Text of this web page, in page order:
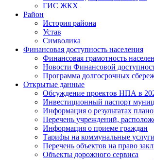
ГИС ЖКХ
Район
История района
Устав
Символика
Финансовая доступность населения
Финансовая грамотность
Новости Финансовой
Программа долгосрочных
Открытые данные
Обсуждение проектов НПА в
Инвестиционный паспорт
Информация о результатах
Перечень учреждений,
Информация о приеме граждан
Тарифы на коммунальные
Перечень объектов на право
Объекты дорожного сервиса